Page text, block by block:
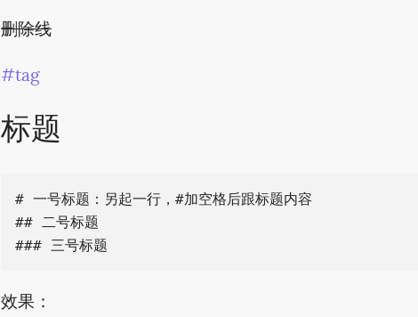
删除线
#tag
标题
# 一号标题：另起一行，#加空格后跟标题内容
## 二号标题
效果：